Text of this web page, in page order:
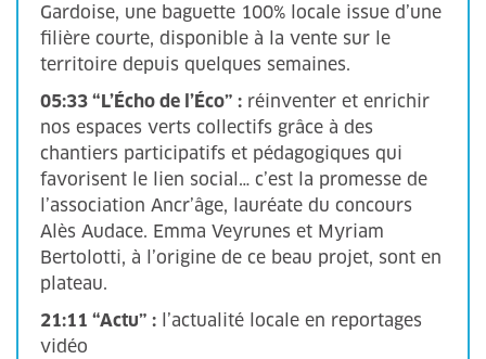
Gardoise, une baguette 100% locale issue d’une
filière courte, disponible à la vente sur le
territoire depuis quelques semaines.
05:33 “L’Écho de l’Éco” : réinventer et enrichir
nos espaces verts collectifs grâce à des
chantiers participatifs et pédagogiques qui
favorisent le lien social… c’est la promesse de
l’association Ancr’âge, lauréate du concours
Alès Audace. Emma Veyrunes et Myriam
Bertolotti, à l’origine de ce beau projet, sont en
plateau.
21:11 “Actu” : l’actualité locale en reportages
vidéo